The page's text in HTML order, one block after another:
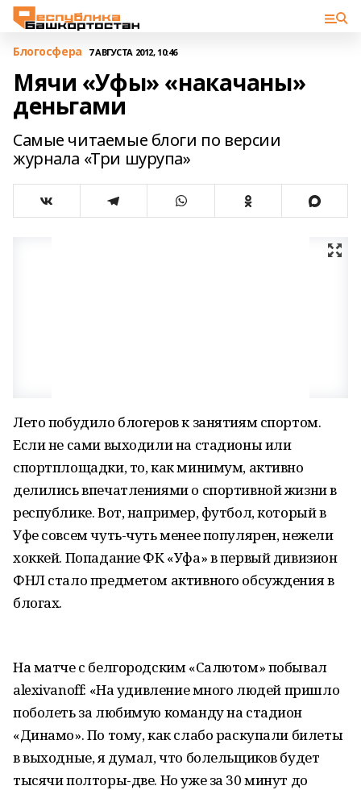
Блогосфера 7 АВГУСТА 2012, 10:46
Мячи «Уфы» «накачаны»
деньгами
Самые читаемые блоги по версии
журнала «Три шурупа»
Лето побудило блогеров к занятиям спортом.
Если не сами выходили на стадионы или
спортплощадки, то, как минимум, активно
делились впечатлениями о спортивной жизни в
республике. Вот, например, футбол, который в
Уфе совсем чуть-чуть менее популярен, нежели
хоккей. Попадание ФК «Уфа» в первый дивизион
ФНЛ стало предметом активного обсуждения в
блогах.
На матче с белгородским «Салютом» побывал
alexivanoff: «На удивление много людей пришло
поболеть за любимую команду на стадион
«Динамо». По тому, как слабо раскупали билеты
в выходные, я думал, что болельщиков будет
тысячи полторы-две. Но уже за 30 минут до